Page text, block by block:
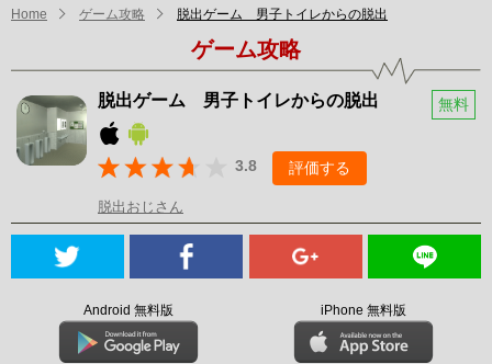
Home ゲーム攻略 脱出ゲーム 男子トイレからの脱出
ゲーム攻略
脱出ゲーム 男子トイレからの脱出 無料
3.8 評価する
脱出おじさん
Android 無料版 iPhone 無料版